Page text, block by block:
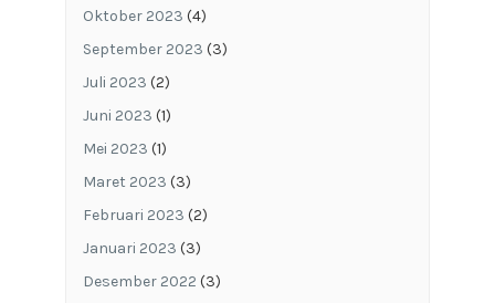
Oktober 2023 (4)
September 2023 (3)
Juli 2023 (2)
Juni 2023 (1)
Mei 2023 (1)
Maret 2023 (3)
Februari 2023 (2)
Januari 2023 (3)
Desember 2022 (3)